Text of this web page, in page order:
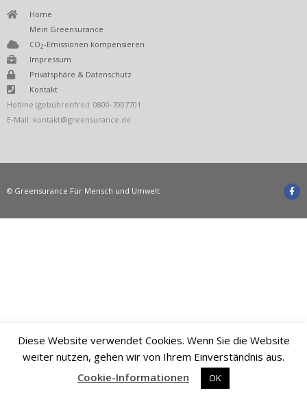
Home
Mein Greensurance
CO2-Emissionen kompensieren
Impressum
Privatsphäre & Datenschutz
Kontakt
Hotline (gebührenfrei): 0800-7007701
E-Mail: kontakt@greensurance.de
© Greensurance Für Mensch und Umwelt
a
c
e
o
Diese Website verwendet Cookies. Wenn Sie die Website
weiter nutzen, gehen wir von Ihrem Einverständnis aus.
Cookie-Informationen
OK